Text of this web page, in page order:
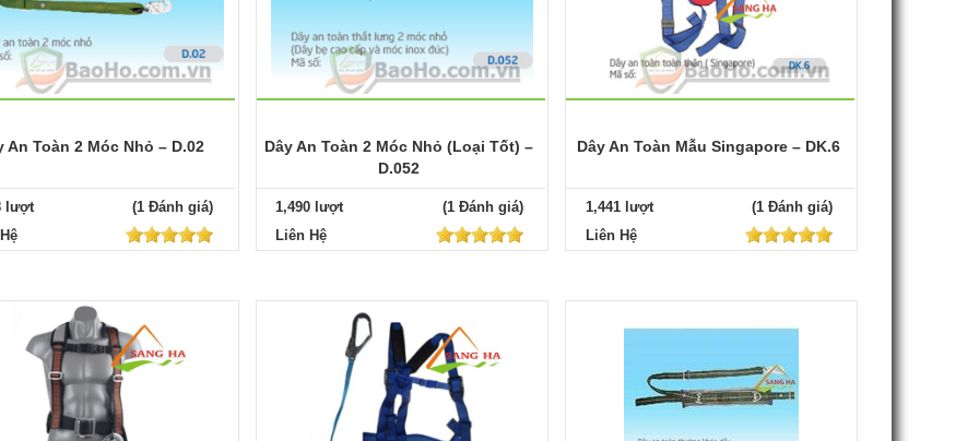
An Toàn 2 Móc Nhỏ – D.02
lượt
(1 Đánh giá)
Dây An Toàn 2 Móc Nhỏ (Loại Tốt) –
D.052
1,490 lượt
(1 Đánh giá)
Liên Hệ
Dây An Toàn Mẫu Singapore – DK.6
1,441 lượt
(1 Đánh giá)
Liên Hệ